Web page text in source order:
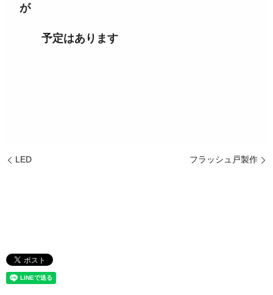
が
予定はあります
LED フラッシュ戸製作